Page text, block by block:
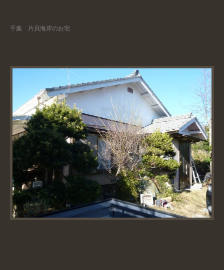
千葉 片貝海岸のお宅